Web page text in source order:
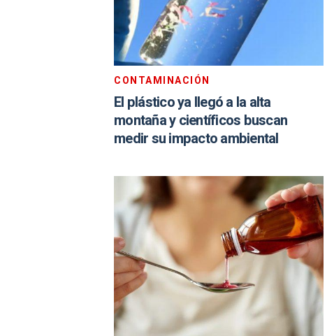
CONTAMINACIÓN
El plástico ya llegó a la alta
montaña y científicos buscan
medir su impacto ambiental